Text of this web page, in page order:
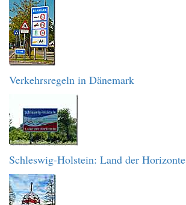
Verkehrsregeln in Dänemark
Schleswig-Holstein: Land der Horizonte